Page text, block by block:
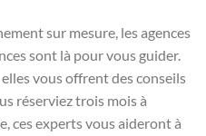
sur mesure, les agences
sont là pour vous guider.
vous offrent des conseils
réserviez trois mois à
ces experts vous aideront à